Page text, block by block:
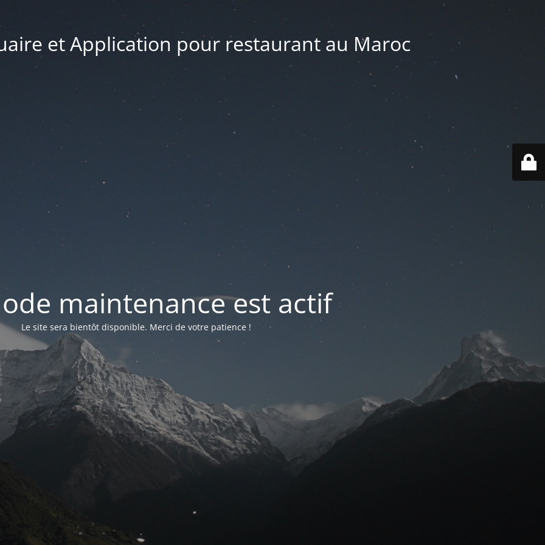
et Application pour restaurant au Maroc
maintenance est actif
Le site sera bientôt disponible. Merci de votre patience !